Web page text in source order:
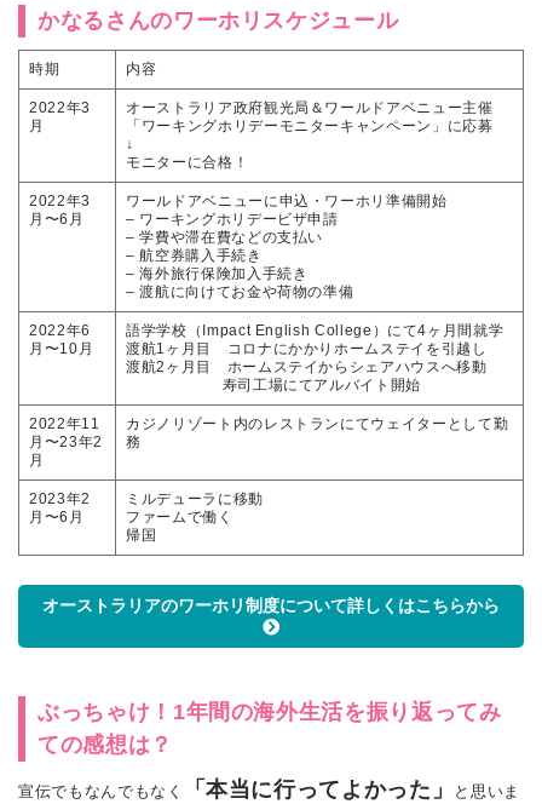
かなるさんのワーホリスケジュール
時期 内容
2022年3
月
オーストラリア政府観光局＆ワールドアベニュー主催
「ワーキングホリデーモニターキャンペーン」に応募
↓
モニターに合格！
2022年3
月〜6月
ワールドアベニューに申込・ワーホリ準備開始
– ワーキングホリデービザ申請
– 学費や滞在費などの支払い
– 航空券購入手続き
– 海外旅行保険加入手続き
– 渡航に向けてお金や荷物の準備
2022年6
月〜10月
語学学校（Impact English College）にて4ヶ月間就学
渡航1ヶ月目 コロナにかかりホームステイを引越し
渡航2ヶ月目 ホームステイからシェアハウスへ移動
寿司工場にてアルバイト開始
2022年11
月〜23年2
月
カジノリゾート内のレストランにてウェイターとして勤
務
2023年2
月〜6月
ミルデューラに移動
ファームで働く
帰国
オーストラリアのワーホリ制度について詳しくはこちらから
ぶっちゃけ！1年間の海外生活を振り返ってみ
ての感想は？
宣伝でもなんでもなく 「本当に行ってよかった」
と思いま